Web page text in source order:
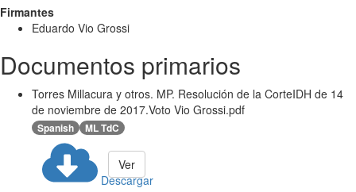
Firmantes
Eduardo Vio Grossi
Documentos primarios
Torres Millacura y otros. MP. Resolución de la CorteIDH de 14
de noviembre de 2017.Voto Vio Grossi.pdf
Spanish ML TdC
Descargar
Ver